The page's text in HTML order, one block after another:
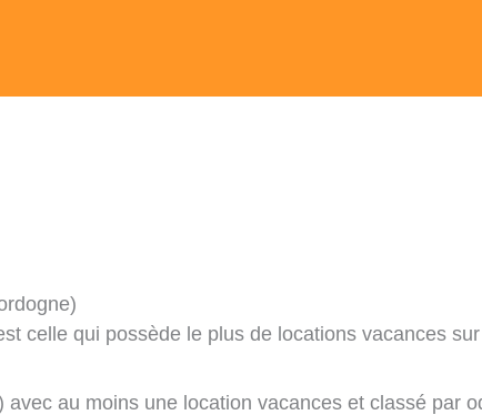
celle qui possède le plus de locations vacances
au moins une location vacances et classé par